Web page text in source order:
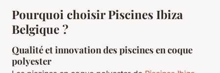
Pourquoi choisir Piscines Ibiza
Belgique ?
Qualité et innovation des piscines en coque
polyester